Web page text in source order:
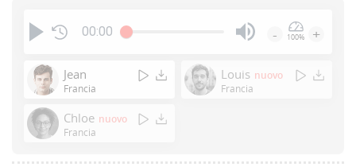
00:00
Enter
or
- 100% +
Jean
Francia
Louis nuovo
Francia
Chloe nuovo
Francia